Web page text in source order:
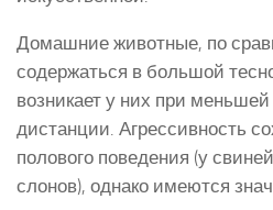
Домашние животные, по
содержаться в большой
возникает у них при
дистанции. Агрессивность
полового поведения (у
слонов), однако имеются